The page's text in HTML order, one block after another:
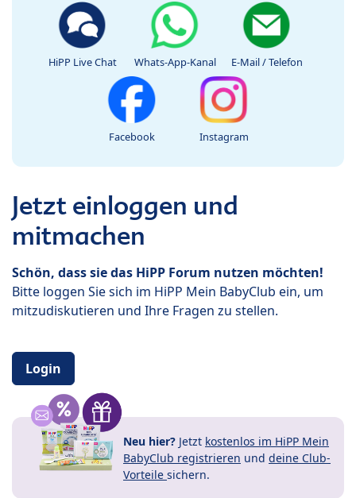
HiPP Live Chat Whats-App-Kanal E-Mail / Telefon
Facebook Instagram
Jetzt einloggen und
mitmachen
Schön, dass sie das HiPP Forum nutzen möchten!
Bitte loggen Sie sich im HiPP Mein BabyClub ein, um
mitzudiskutieren und Ihre Fragen zu stellen.
Login
Neu hier? Jetzt kostenlos im HiPP Mein
BabyClub registrieren und deine Club-
Vorteile sichern.